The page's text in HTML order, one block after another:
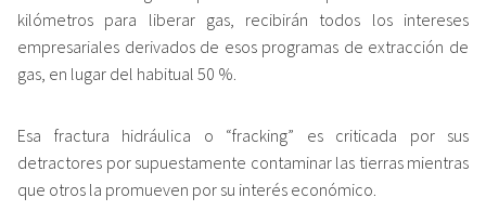
kilómetros para liberar gas, recibirán todos los intereses
empresariales derivados de esos programas de extracción de
gas, en lugar del habitual 50 %.
Esa fractura hidráulica o “fracking” es criticada por sus
detractores por supuestamente contaminar las tierras mientras
que otros la promueven por su interés económico.